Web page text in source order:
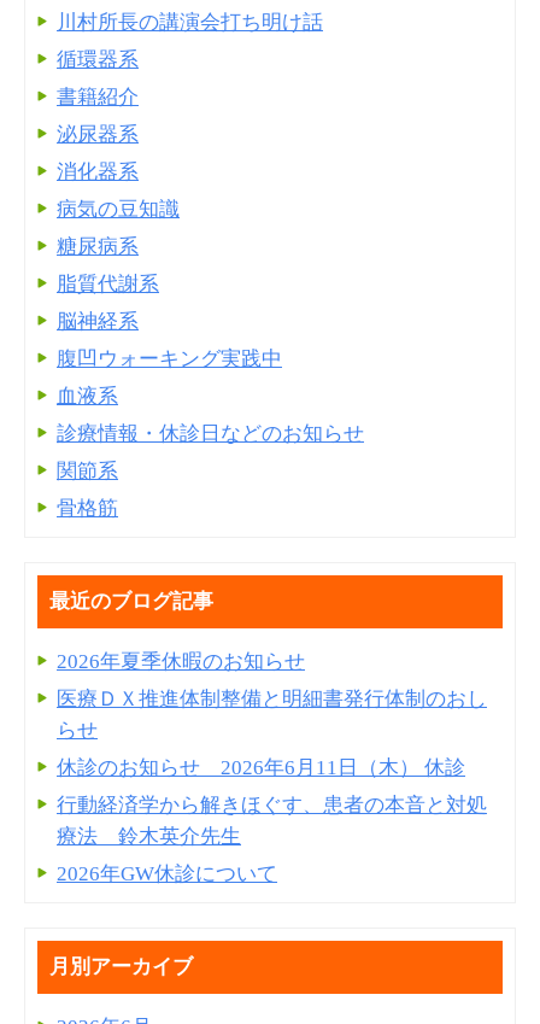
川村所長の講演会打ち明け話
循環器系
書籍紹介
泌尿器系
消化器系
病気の豆知識
糖尿病系
脂質代謝系
脳神経系
腹凹ウォーキング実践中
血液系
診療情報・休診日などのお知らせ
関節系
骨格筋
最近のブログ記事
2026年夏季休暇のお知らせ
医療ＤＸ推進体制整備と明細書発⾏体制のおし
らせ
休診のお知らせ 2026年6月11日（木） 休診
行動経済学から解きほぐす、患者の本音と対処
療法 鈴木英介先生
2026年GW休診について
月別アーカイブ